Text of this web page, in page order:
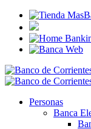
Personas
Banca